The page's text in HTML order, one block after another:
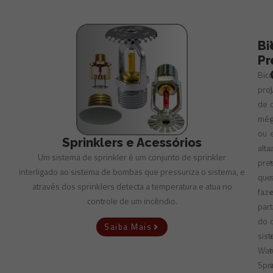
Sprinklers e Acessórios
Um sistema de sprinkler é um conjunto de sprinkler
interligado ao sistema de bombas que pressuriza o sistema, e
através dos sprinklers detecta a temperatura e atua no
controle de um incêndio.
Saiba Mais
de
ou
alta
que
do